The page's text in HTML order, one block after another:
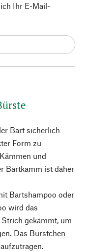
Bart sicherlich
Form zu
und
Bartkamm ist daher
Bartshampoo oder
wird das
gekämmt, um
Das Bürstchen
Ihr E-Mail-